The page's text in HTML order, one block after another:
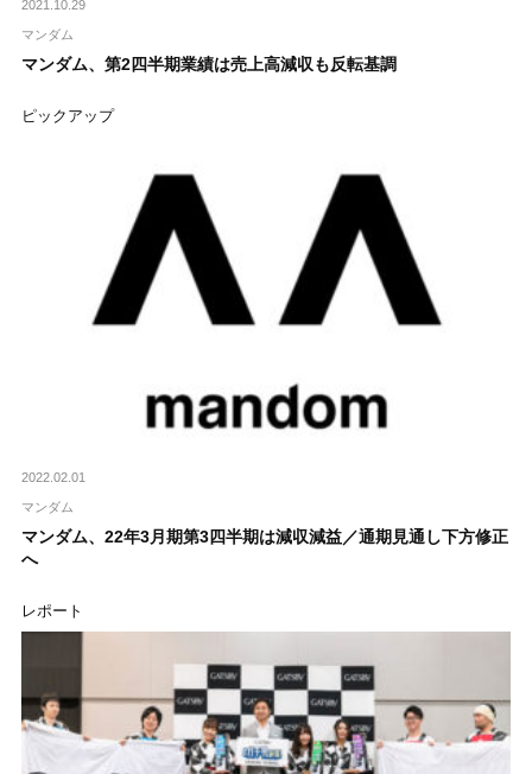
2021.10.29
マンダム
マンダム、第2四半期業績は売上高減収も反転基調
ピックアップ
2022.02.01
マンダム
マンダム、22年3月期第3四半期は減収減益／通期見通し下方修正
へ
レポート